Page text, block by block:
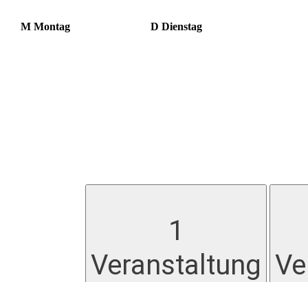
M Montag D Dienstag
1
Veranstaltung